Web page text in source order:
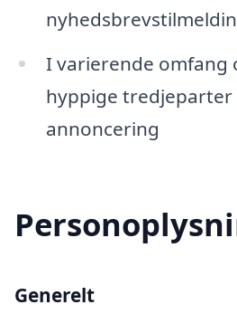
I varierende omfang
hyppige tredjeparter
annoncering
Generelt